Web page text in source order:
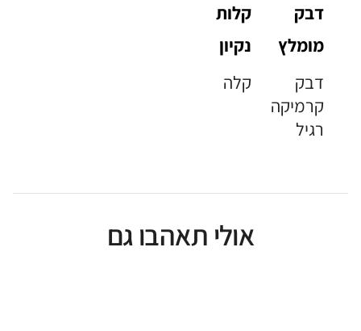
דבק
מומלץ
דבק
קרמיקה
רגיל
קלות
נקיון
קלה
אולי תאהבו גם